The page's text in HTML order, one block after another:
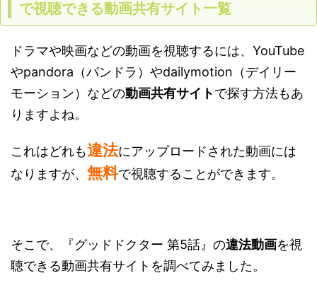
で視聴できる動画共有サイト一覧
ドラマや映画などの動画を視聴するには、YouTube
やpandora（パンドラ）やdailymotion（デイリー
モーション）などの動画共有サイトで探す方法もあ
りますよね。
これはどれも違法にアップロードされた動画には
なりますが、 無料で視聴することができます。
そこで、『グッドドクター 第5話』の違法動画を視
聴できる動画共有サイトを調べてみました。